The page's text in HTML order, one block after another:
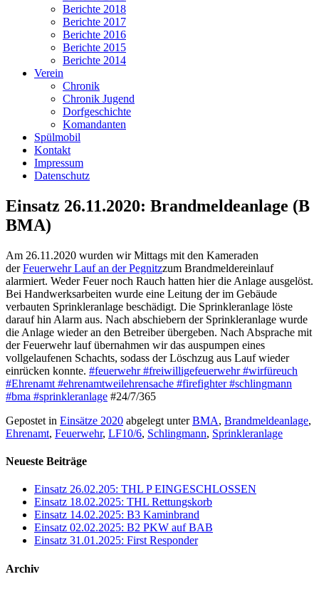
Berichte 2018
Berichte 2017
Berichte 2016
Berichte 2015
Berichte 2014
Verein
Chronik
Chronik Jugend
Dorfgeschichte
Komandanten
Spülmobil
Kontakt
Impressum
Datenschutz
Einsatz 26.11.2020: Brandmeldeanlage (B
BMA)
Am 26.11.2020 wurden wir Mittags mit den Kameraden
derFeuerwehr Lauf an der Pegnitzzum Brandmeldereinlauf
alarmiert. Weder Feuer noch Rauch hatten hier die Anlage ausgelöst.
Bei Handwerksarbeiten wurde eine Leitung der im Gebäude
verbauten Sprinkleranlage beschädigt. Die Sprinkleranlage löste
darauf hin Alarm aus. Nach abschiebern der Sprinkleranlage wurde
die Anlage wieder an den Betreiber übergeben. Nach Absprache mit
der Feuerwehr lauf übernahmen wir das auspumpen eines
vollgelaufenen Schachts, sodass der Löschzug aus Lauf wieder
einrücken konnte. #feuerwehr#freiwilligefeuerwehr#wirfüreuch
#Ehrenamt #ehrenamtweilehrensache #firefighter#schlingmann
#bma #sprinkleranlage #24/7/365
Gepostet in Einsätze 2020 abgelegt unterBMA, Brandmeldeanlage,
Ehrenamt, Feuerwehr, LF10/6, Schlingmann, Sprinkleranlage
Neueste Beiträge
Einsatz 26.02.205: THL P EINGESCHLOSSEN
Einsatz 18.02.2025: THL Rettungskorb
Einsatz 14.02.2025: B3 Kaminbrand
Einsatz 02.02.2025: B2 PKW auf BAB
Einsatz 31.01.2025: First Responder
Archiv